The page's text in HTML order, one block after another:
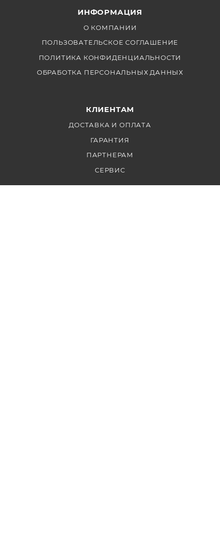
ИНФОРМАЦИЯ
О КОМПАНИИ
ПОЛЬЗОВАТЕЛЬСКОЕ СОГЛАШЕНИЕ
ПОЛИТИКА КОНФИДЕНЦИАЛЬНОСТИ
ОБРАБОТКА ПЕРСОНАЛЬНЫХ ДАННЫХ
КЛИЕНТАМ
ДОСТАВКА И ОПЛАТА
ГАРАНТИЯ
ПАРТНЕРАМ
СЕРВИС